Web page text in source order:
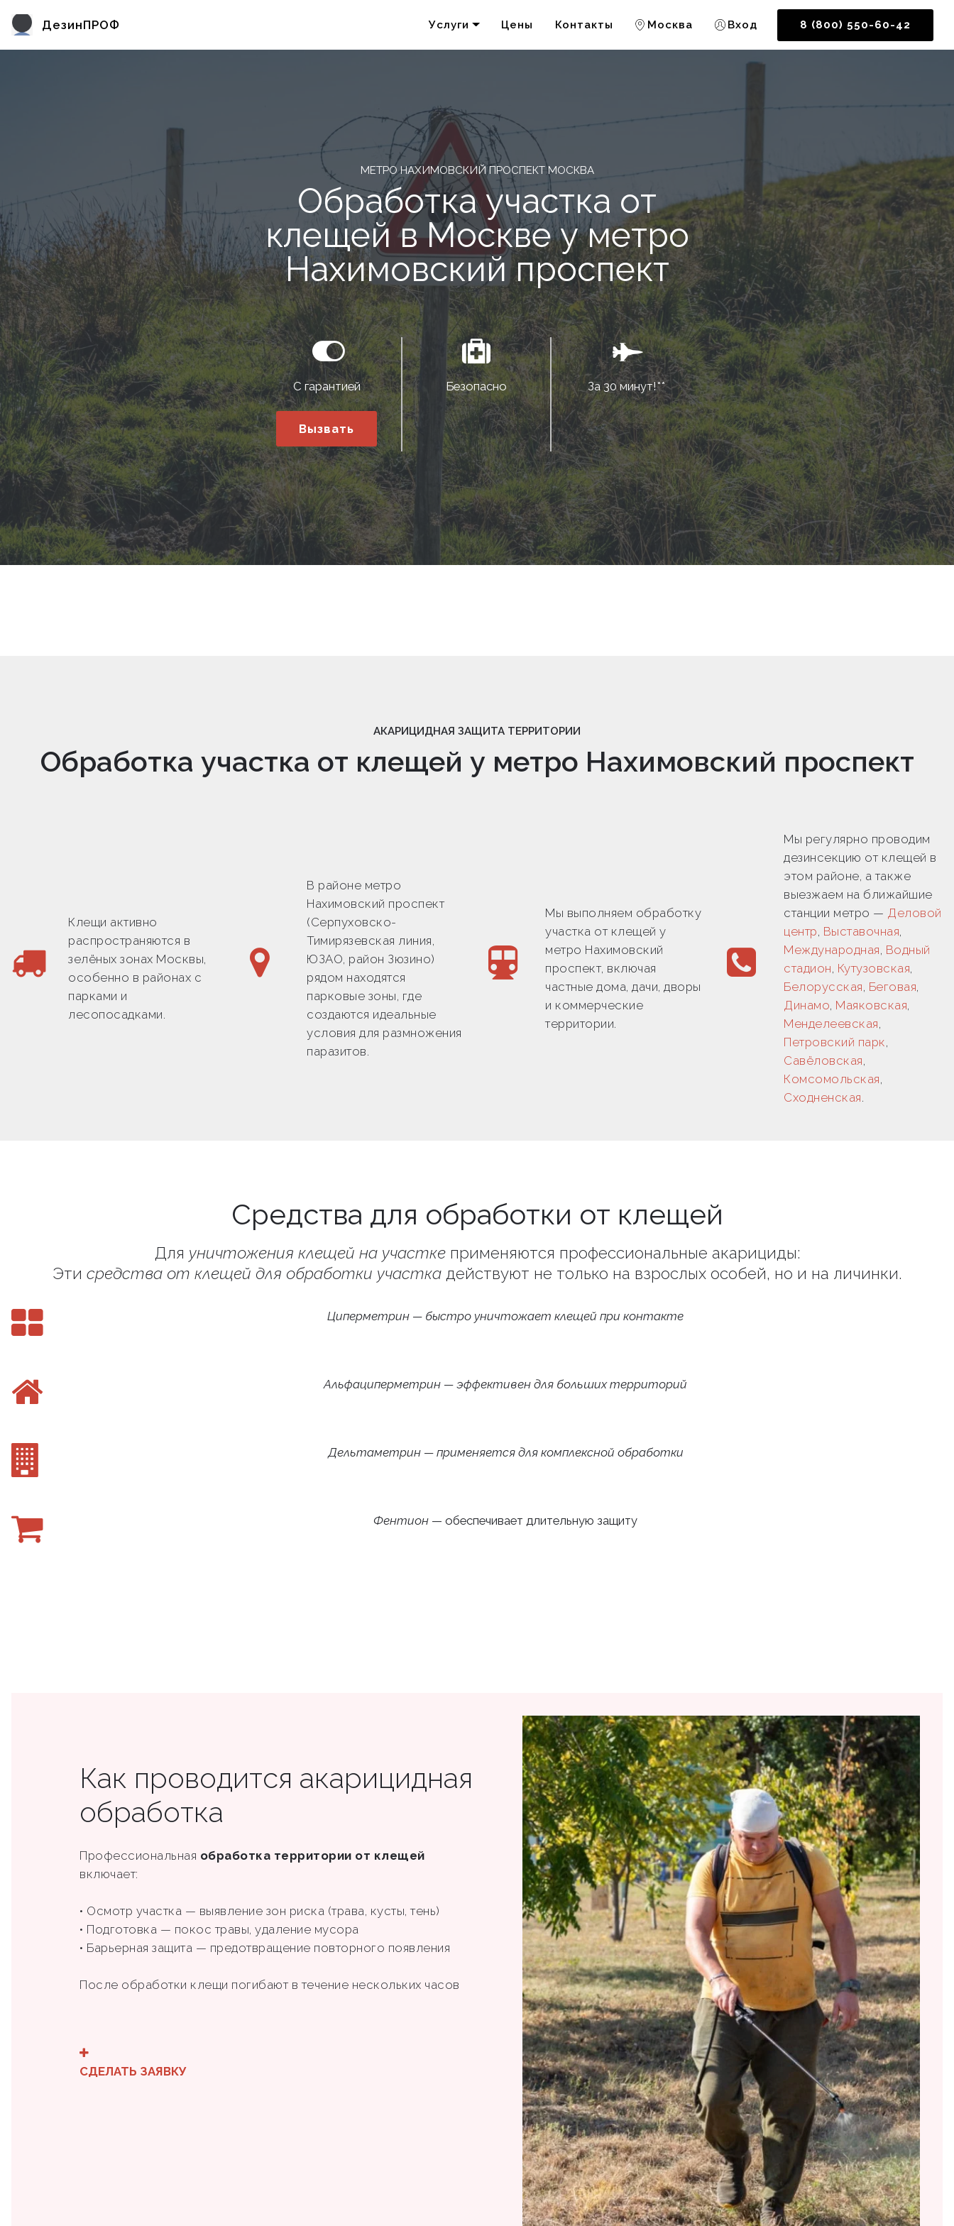
ДезинПРОФ Услуги Цены Контакты Москва Вход 8 (800) 550-60-42
МЕТРО НАХИМОВСКИЙ ПРОСПЕКТ МОСКВА
Обработка участка от
клещей в Москве у метро
Нахимовский проспект
С гарантией
Вызвать
Безопасно За 30 минут!**
АКАРИЦИДНАЯ ЗАЩИТА ТЕРРИТОРИИ
Обработка участка от клещей у метро Нахимовский проспект
Клещи активно
распространяются в
зелёных зонах Москвы,
особенно в районах с
парками и
лесопосадками.
В районе метро
Нахимовский проспект
(Серпуховско-
Тимирязевская линия,
ЮЗАО, район Зюзино)
рядом находятся
парковые зоны, где
создаются идеальные
условия для размножения
паразитов.
Мы выполняем обработку
участка от клещей у
метро Нахимовский
проспект, включая
частные дома, дачи, дворы
и коммерческие
территории.
Мы регулярно проводим
дезинсекцию от клещей в
этом районе, а также
выезжаем на ближайшие
станции метро — Деловой
центр, Выставочная,
Международная, Водный
стадион, Кутузовская,
Белорусская, Беговая,
Динамо, Маяковская,
Менделеевская,
Петровский парк,
Савёловская,
Комсомольская,
Сходненская.
Средства для обработки от клещей
Для уничтожения клещей на участкеприменяются профессиональные акарициды:
Эти средства от клещей для обработки участка действуют не только на взрослых особей, но и на личинки.
Циперметрин — быстро уничтожает клещей при контакте
Альфациперметрин — эффективен для больших территорий
Дельтаметрин — применяется для комплексной обработки
Фентион — обеспечивает длительную защиту
Как проводится акарицидная
обработка
Профессиональная обработка территории от клещей
включает:
• Осмотр участка — выявление зон риска (трава, кусты, тень)
• Подготовка — покос травы, удаление мусора
• Барьерная защита — предотвращение повторного появления
После обработки клещи погибают в течение нескольких часов
СДЕЛАТЬ ЗАЯВКУ